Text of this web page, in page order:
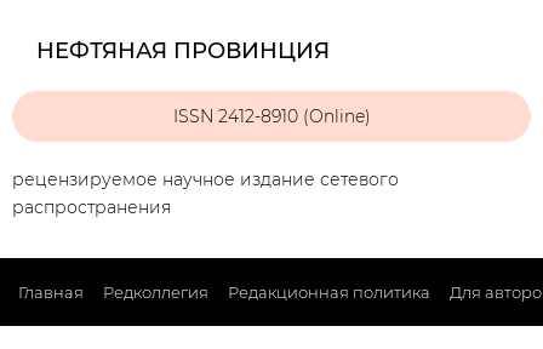
НЕФТЯНАЯ ПРОВИНЦИЯ
ISSN 2412-8910 (Online)
рецензируемое научное издание сетевого
распространения
Главная Редколлегия Редакционная политика Для